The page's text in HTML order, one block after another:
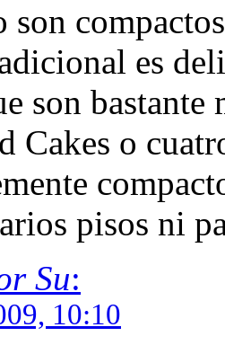
son
es
son
Cakes o
pisos ni
Su:
10:10